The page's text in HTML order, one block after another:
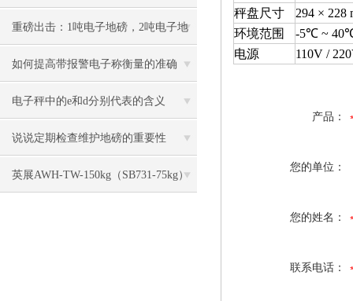
重磅出击：1吨电子地磅，2吨电子地
磅秤，3吨地磅低价狂甩
如何提高带报警电子称衡量的准确
度？
电子秤中的e和d分别代表的含义
说说定期检查维护地磅的重要性
英展AWH-TW-150kg（SB731-75kg）
秤盘尺寸
294 × 228
环境范围
-5℃ ~
电源
110V /
产品：
您的单位：
您的姓名：
联系电话：